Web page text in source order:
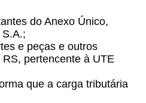
do Anexo Único,
e peças e outros
pertencente à UTE
que a carga tributária